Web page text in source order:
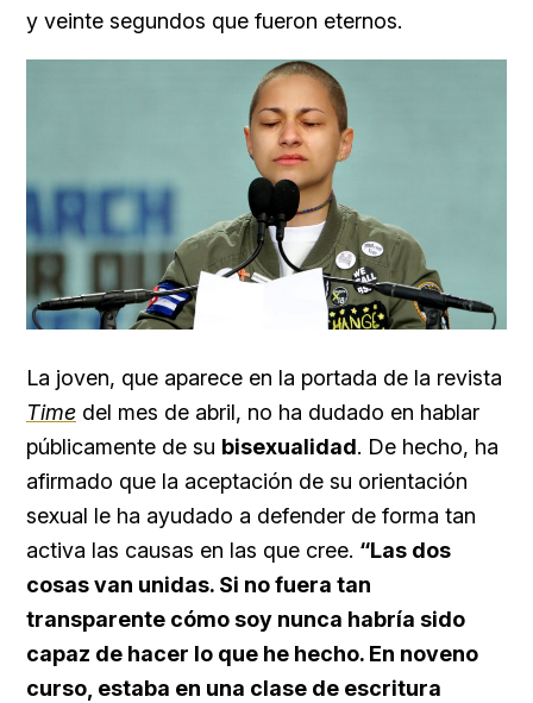
y veinte segundos que fueron eternos.
La joven, que aparece en la portada de la revista
Time del mes de abril, no ha dudado en hablar
públicamente de su bisexualidad. De hecho, ha
afirmado que la aceptación de su orientación
sexual le ha ayudado a defender de forma tan
activa las causas en las que cree. “Las dos
cosas van unidas. Si no fuera tan
transparente cómo soy nunca habría sido
capaz de hacer lo que he hecho. En noveno
curso, estaba en una clase de escritura